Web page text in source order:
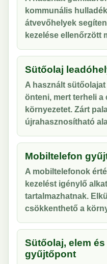
kommunális
átvevőhelyek
kezelése ellenőrzött
Sütőolaj
A használt
önteni, mert terheli a
környezetet. Zárt
újrahasznosítható
Mobiltelefon
A mobiltelefonok
kezelést igénylő
tartalmazhatnak.
csökkenthető a
Sütőolaj, elem
gyűjtőpont